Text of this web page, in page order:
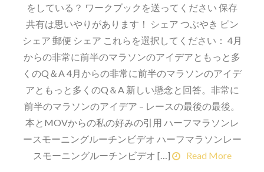
をしている？ ワークブックを送ってください 保存
共有は思いやりがあります！ シェア つぶやき ピン
シェア 郵便 シェア これらを選択してください： 4月
からの非常に前半のマラソンのアイデアともっと多
くのQ＆A 4月からの非常に前半のマラソンのアイデ
アともっと多くのQ＆A 新しい懸念と回答。非常に
前半のマラソンのアイデア – レースの最後の最後。
本とMOVからの私の好みの引用 ハーフマラソンレ
ースモーニングルーチンビデオ ハーフマラソンレー
スモーニングルーチンビデオ […]
Read More